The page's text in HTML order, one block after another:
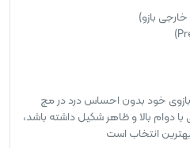
بازو)
خود بدون احساس درد در مچ
بالا و ظاهر شکیل داشته باشد،